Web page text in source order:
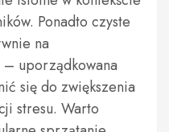
Ponadto czyste
na
uporządkowana
się do zwiększenia
stresu. Warto